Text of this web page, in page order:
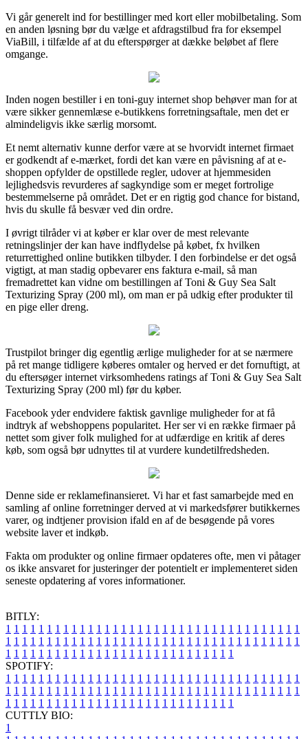
Vi går generelt ind for bestillinger med kort eller mobilbetaling. Som
en anden løsning bør du vælge et afdragstilbud fra for eksempel
ViaBill, i tilfælde af at du efterspørger at dække beløbet af flere
omgange.
Inden nogen bestiller i en toni-guy internet shop behøver man for at
være sikker gennemlæse e-butikkens forretningsaftale, men det er
almindeligvis ikke særlig morsomt.
Et nemt alternativ kunne derfor være at se hvorvidt internet firmaet
er godkendt af e-mærket, fordi det kan være en påvisning af at e-
shoppen opfylder de opstillede regler, udover at hjemmesiden
lejlighedsvis revurderes af sagkyndige som er meget fortrolige
bestemmelserne på området. Det er en rigtig god chance for bistand,
hvis du skulle få besvær ved din ordre.
I øvrigt tilråder vi at køber er klar over de mest relevante
retningslinjer der kan have indflydelse på købet, fx hvilken
returrettighed online butikken tilbyder. I den forbindelse er det også
vigtigt, at man stadig opbevarer ens faktura e-mail, så man
fremadrettet kan vidne om bestillingen af Toni & Guy Sea Salt
Texturizing Spray (200 ml), om man er på udkig efter produkter til
en pige eller dreng.
Trustpilot bringer dig egentlig ærlige muligheder for at se nærmere
på ret mange tidligere køberes omtaler og herved er det fornuftigt, at
du eftersøger internet virksomhedens ratings af Toni & Guy Sea Salt
Texturizing Spray (200 ml) før du køber.
Facebook yder endvidere faktisk gavnlige muligheder for at få
indtryk af webshoppens popularitet. Her ser vi en række firmaer på
nettet som giver folk mulighed for at udfærdige en kritik af deres
køb, som også bør udnyttes til at vurdere kundetilfredsheden.
Denne side er reklamefinansieret. Vi har et fast samarbejde med en
samling af online forretninger derved at vi markedsfører butikkernes
varer, og indtjener provision ifald en af de besøgende på vores
website laver et indkøb.
Fakta om produkter og online firmaer opdateres ofte, men vi påtager
os ikke ansvaret for justeringer der potentielt er implementeret siden
seneste opdatering af vores informationer.
BITLY:
1 1 1 1 1 1 1 1 1 1 1 1 1 1 1 1 1 1 1 1 1 1 1 1 1 1 1 1 1 1 1 1 1 1 1 1
1 1 1 1 1 1 1 1 1 1 1 1 1 1 1 1 1 1 1 1 1 1 1 1 1 1 1 1 1 1 1 1 1 1 1 1
1 1 1 1 1 1 1 1 1 1 1 1 1 1 1 1 1 1 1 1 1 1 1 1 1 1 1 1
SPOTIFY:
1 1 1 1 1 1 1 1 1 1 1 1 1 1 1 1 1 1 1 1 1 1 1 1 1 1 1 1 1 1 1 1 1 1 1 1
1 1 1 1 1 1 1 1 1 1 1 1 1 1 1 1 1 1 1 1 1 1 1 1 1 1 1 1 1 1 1 1 1 1 1 1
1 1 1 1 1 1 1 1 1 1 1 1 1 1 1 1 1 1 1 1 1 1 1 1 1 1 1 1
CUTTLY BIO:
1